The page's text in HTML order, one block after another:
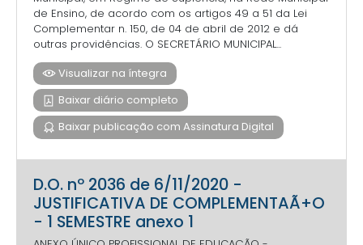
de Ensino, de acordo com os artigos 49 a 51 da Lei
Complementar n. 150, de 04 de abril de 2012 e dá
outras providências. O SECRETÁRIO MUNICIPAL...
Visualizar na íntegra
Baixar diário completo
Baixar publicação com Assinatura Digital
D.O. nº 2036 de 6/11/2020 -
JUSTIFICATIVA DE COMPLEMENTAÃ+O
- 1 SEMESTRE anexo 1